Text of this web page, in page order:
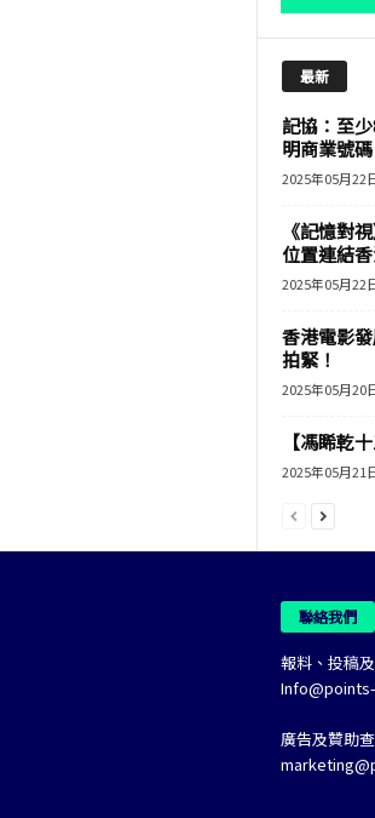
最新
記協：至
明商業號碼
2025年05月22
《記憶對
位置連結
2025年05月22
香港電影
拍緊！
2025年05月20
【馮睎乾
2025年05月21
聯絡我們
報料、投稿
廣告及贊助